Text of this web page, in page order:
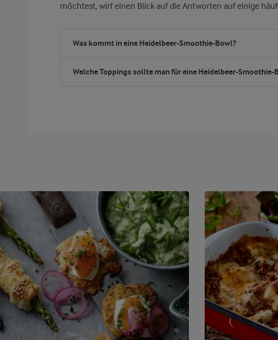
möchtest, wirf einen Blick auf die Antworten auf einige
Was kommt in eine Heidelbeer-Smoothie-Bowl?
Welche Toppings sollte man für eine Heidelbeer-Smoothie-